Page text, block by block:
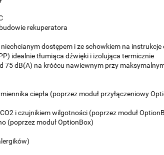
rekuperatora
dostępem i ze schowkiem na instrukcje
idealnie tłumiąca dźwięki i izolująca termicznie
75 dB(A) na króćcu nawiewnym przy
ciepła (poprzez moduł przyłączeniowy
i czujnikiem wilgotności (poprzez moduł
(poprzez moduł OptionBox)